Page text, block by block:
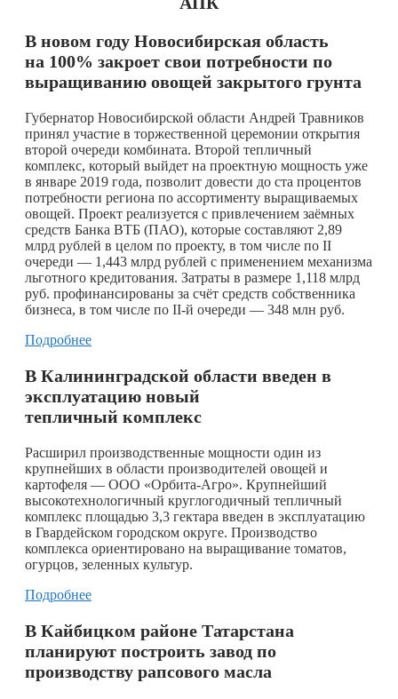
В новом году Новосибирская область
на 100% закроет свои потребности по
выращиванию овощей закрытого грунта
Губернатор Новосибирской области Андрей Травников
принял участие в торжественной церемонии открытия
второй очереди комбината. Второй тепличный
комплекс, который выйдет на проектную мощность уже
в январе 2019 года, позволит довести до ста процентов
потребности региона по ассортименту выращиваемых
овощей. Проект реализуется с привлечением заёмных
средств Банка ВТБ (ПАО), которые составляют 2,89
млрд рублей в целом по проекту, в том числе по II
очереди — 1,443 млрд рублей с применением механизма
льготного кредитования. Затраты в размере 1,118 млрд
руб. профинансированы за счёт средств собственника
бизнеса, в том числе по II-й очереди — 348 млн руб.
Подробнее
В Калининградской области введен в
эксплуатацию новый
тепличный комплекс
Расширил производственные мощности один из
крупнейших в области производителей овощей и
картофеля — ООО «Орбита-Агро». Крупнейший
высокотехнологичный круглогодичный тепличный
комплекс площадью 3,3 гектара введен в эксплуатацию
в Гвардейском городском округе. Производство
комплекса ориентировано на выращивание томатов,
огурцов, зеленных культур.
Подробнее
В Кайбицком районе Татарстана
планируют построить завод по
производству рапсового масла